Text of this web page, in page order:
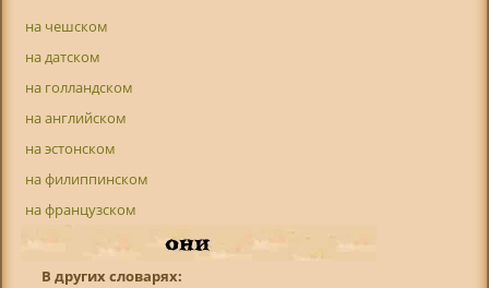
на чешском
на датском
на голландском
на английском
на эстонском
на филиппинском
на французском
В других словарях: